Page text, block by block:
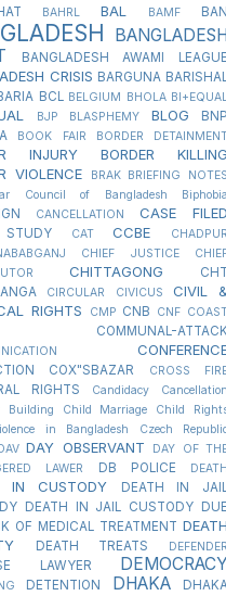
আর অধিকার থাকে না, তা অপরাধে পরিণত
সামান্য সমস্যা হয় এমন কাজ করা থেকে
BAHRL BAL BAMF BAN
BANGLADESH
BANGLADESH AWAMI LEAGUE
CRISIS BARGUNA
BCL BELGIUM BHOLA
BJP BLASPHEMY BLOG
BNP
BOOK FAIR BORDER
INJURY
BORDER KILLING
VIOLENCE
BRAK BRIEFING NOTES
Council of Bangladesh Biphobia
CANCELLATION CASE FILED
CAT CCBE
CHADPUR
CHIEF JUSTICE
CHITTAGONG
CHT
CIRCULAR CIVICUS
CIVIL &
RIGHTS
CMP CNB CNF
COMMUNAL-ATTACK
COX"SBAZAR CROSS
RIGHTS
Candidacy Cancellation
Building
Child Marriage
Child
in Bangladesh
Czech
DAY OBSERVANT
DAY OF
LAWER
DB POLICE DEATH
IN CUSTODY
DEATH IN
DEATH IN JAIL CUSTODY DUE
OF MEDICAL TREATMENT DEATH
DEATH TREATS DEFENDER
LAWYER DEMOCRACY
DETENTION DHAKA